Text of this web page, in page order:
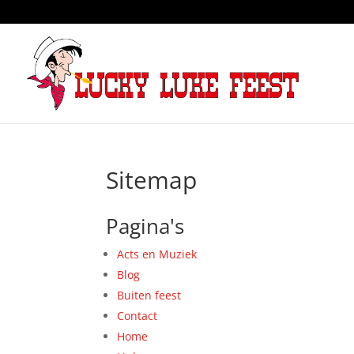
Sitemap
Pagina's
Acts en Muziek
Blog
Buiten feest
Contact
Home